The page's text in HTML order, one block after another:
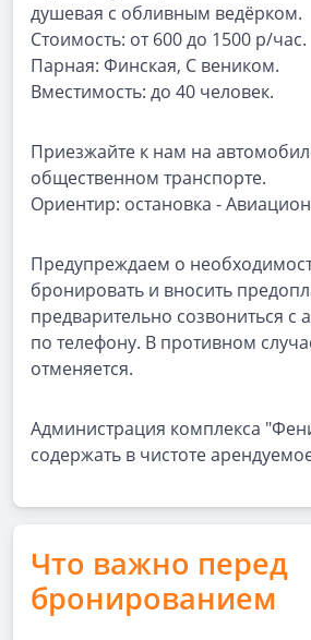
душевая с обливным ведёрком.
Стоимость: от 600 до 1500 р/час.
Парная: Финская, С веником.
Вместимость: до 40 человек.
Приезжайте к нам на
общественном транспорте.
Ориентир: остановка -
Предупреждаем о
бронировать и вносить
предварительно созвониться с
по телефону. В противном
отменяется.
Администрация комплекса
содержать в чистоте
Что важно перед
бронированием